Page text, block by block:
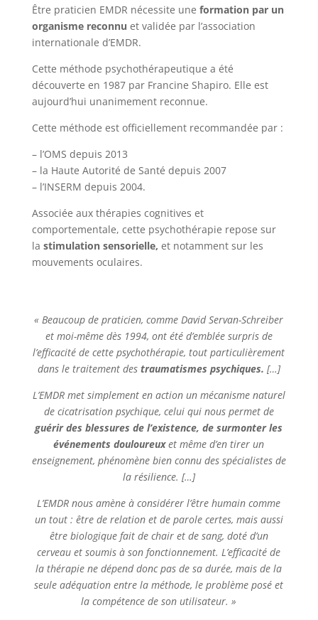
Être praticien EMDR nécessite une formation par un
organisme reconnu et validée par l’association
internationale d’EMDR.
Cette méthode psychothérapeutique a été
découverte en 1987 par Francine Shapiro. Elle est
aujourd’hui unanimement reconnue.
Cette méthode est officiellement recommandée par :
– l’OMS depuis 2013
– la Haute Autorité de Santé depuis 2007
– l’INSERM depuis 2004.
Associée aux thérapies cognitives et
comportementale, cette psychothérapie repose sur
la stimulation sensorielle, et notamment sur les
mouvements oculaires.
« Beaucoup de praticien, comme David Servan-Schreiber
et moi-même dès 1994, ont été d’emblée surpris de
l’efficacité de cette psychothérapie, tout particulièrement
dans le traitement des traumatismes psychiques. […]
​L’EMDR met simplement en action un mécanisme naturel
de cicatrisation psychique, celui qui nous permet de
guérir des blessures de l’existence, de surmonter les
événements douloureuxet même d’en tirer un
enseignement, phénomène bien connu des spécialistes de
la résilience. […]
L’EMDR nous amène à considérer l’être humain comme
un tout : être de relation et de parole certes, mais aussi
être biologique fait de chair et de sang, doté d’un
cerveau et soumis à son fonctionnement. L’efficacité de
la thérapie ne dépend donc pas de sa durée, mais de la
seule adéquation entre la méthode, le problème posé et
la compétence de son utilisateur. »